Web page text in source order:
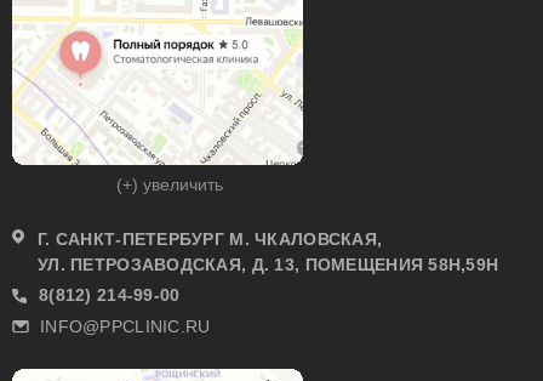
(+) увеличить
Г. САНКТ-ПЕТЕРБУРГ М. ЧКАЛОВСКАЯ,
УЛ. ПЕТРОЗАВОДСКАЯ, Д. 13, ПОМЕЩЕНИЯ 58Н,59Н
8(812) 214-99-00
INFO@PPCLINIC.RU